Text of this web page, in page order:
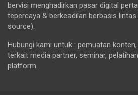
bervisi menghadirkan pasar digital
tepercaya & berkeadilan berbasis
source).
Hubungi kami untuk : pemuatan
terkait media partner, seminar,
platform.